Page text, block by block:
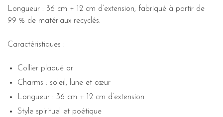
Longueur : 36 cm + 12 cm d’extension, fabriqué à partir de
99 % de matériaux recyclés.
Caractéristiques :
Collier plaqué or
Charms : soleil, lune et cœur
Longueur : 36 cm + 12 cm d’extension
Style spirituel et poétique